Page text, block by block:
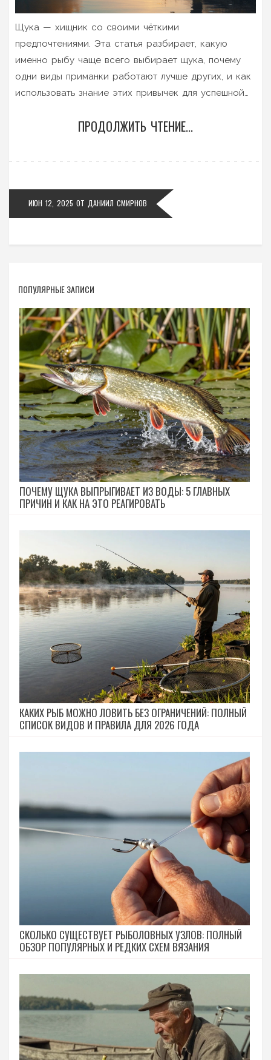
Щука — хищник со своими чёткими
предпочтениями. Эта статья разбирает, какую
именно рыбу чаще всего выбирает щука, почему
одни виды приманки работают лучше других, и как
использовать знание этих привычек для успешной
время на плотву или лучше отправиться за окунем.
ПРОДОЛЖИТЬ ЧТЕНИЕ...
ИЮН 12, 2025 ОТ ДАНИИЛ СМИРНОВ
ПОПУЛЯРНЫЕ ЗАПИСИ
ПОЧЕМУ ЩУКА ВЫПРЫГИВАЕТ ИЗ ВОДЫ: 5 ГЛАВНЫХ
ПРИЧИН И КАК НА ЭТО РЕАГИРОВАТЬ
КАКИХ РЫБ МОЖНО ЛОВИТЬ БЕЗ ОГРАНИЧЕНИЙ: ПОЛНЫЙ
СПИСОК ВИДОВ И ПРАВИЛА ДЛЯ 2026 ГОДА
СКОЛЬКО СУЩЕСТВУЕТ РЫБОЛОВНЫХ УЗЛОВ: ПОЛНЫЙ
ОБЗОР ПОПУЛЯРНЫХ И РЕДКИХ СХЕМ ВЯЗАНИЯ